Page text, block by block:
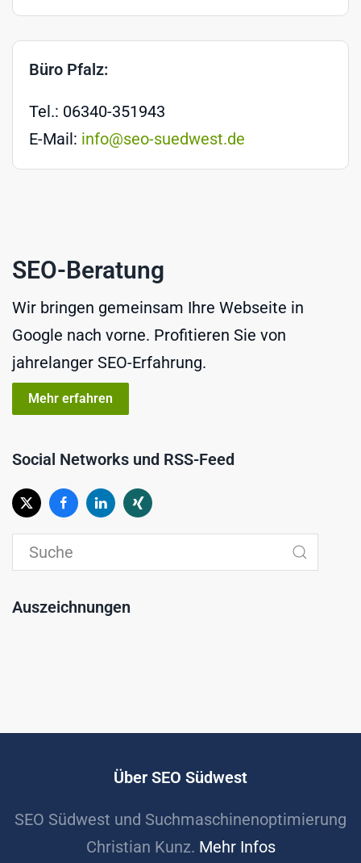
Büro Pfalz:
Tel.: 06340-351943
E-Mail: info@seo-suedwest.de
SEO-Beratung
Wir bringen gemeinsam Ihre Webseite in
Google nach vorne. Profitieren Sie von
jahrelanger SEO-Erfahrung.
Mehr erfahren
Social Networks und RSS-Feed
Auszeichnungen
Über SEO Südwest
SEO Südwest und Suchmaschinenoptimierung
Christian Kunz. Mehr Infos